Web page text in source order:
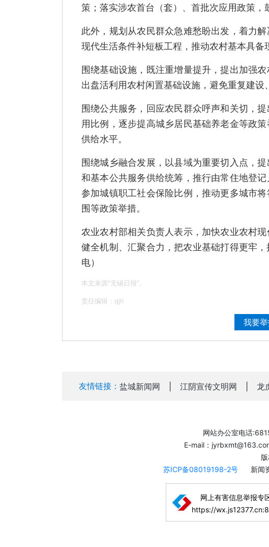
策；落实涉农首台（套）、首批次应用政策，
此外，规划从农民群众急难愁盼出发，着力
现代生活条件补短板工程，推动农村基本具备
围绕基础设施，既注重增量提升，提出加强
出盘活利用农村闲置基础设施，避免重复建设
围绕公共服务，回应农民群众呼声和关切，
用比例，逐步提高城乡居民基础养老金等政
供给水平。
围绕城乡融合发展，以县域为重要切入点，
和基本公共服务供给统筹，推行由常住地登
参加城镇职工社会保险比例，推动更多城市
围等政策举措。
农业农村部相关负责人表示，加快农业农村
健全机制、汇聚合力，把农业基础打得更牢
电）
本文来源"无锡日报"。
责任编辑：qjh
我要
友情链接： 盐城新闻网 江阴宣传文明网 龙
网站办公室电话
E-mail：
苏ICP备08019198-2号
新闻
网上有害信息举报专
https://